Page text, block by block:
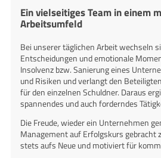
Ein vielseitiges Team in einem
Arbeitsumfeld
Bei unserer täglichen Arbeit wechseln
Entscheidungen und emotionale
Insolvenz bzw. Sanierung eines
und Risiken und verlangt den
für den einzelnen Schuldner. Daraus
spannendes und auch forderndes
Die Freude, wieder ein Unternehmen
Management auf Erfolgskurs gebracht
stets aufs Neue und motiviert für